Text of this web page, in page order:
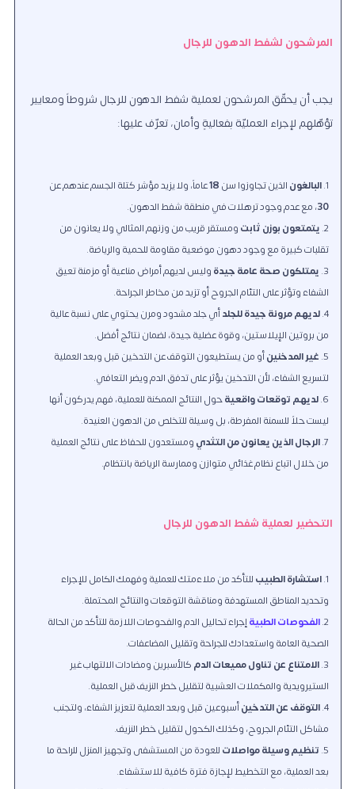
المرشحون لشفط الدهون للرجال
يجب أن يحقّق المرشحون لعملية شفط الدهون للرجال شروطاً ومعايير
تؤهّلهم لإجراء العمليّة بفعاليةٍ وأمان، تعرّف عليها:
البالغونالذين تجاوزوا سن18عاماً، ولا يزيد مؤشر كتلة الجسم عندهم عن
30، مع عدم وجود ترهلات في منطقة شفط الدهون.
يتمتعون بوزن ثابتومستقر قريب من وزنهم المثالي ولا يعانون من
تقلبات كبيرة مع وجود دهون موضعية مقاومة للحمية والرياضة.
يمتلكون صحة عامة جيدةوليس لديهم أمراض مناعية أو مزمنة تعيق
الشفاء وتؤثر على التئام الجروح أو تزيد من مخاطر الجراحة.
لديهم مرونة جيدة للجلدأي جلد مشدود ومرن يحتوي على نسبة عالية
من بروتين الإيلاستين، وقوة عضلية جيدة، لضمان نتائج أفضل.
غير المدخنينأو من يستطيعون التوقف عن التدخين قبل وبعد العملية
لتسريع الشفاء، لأن التدخين يؤثر على تدفق الدم ويضر التعافي.
لديهم توقعات واقعيةحول النتائج الممكنة للعملية، فهم يدركون أنها
ليست حلاً للسمنة المفرطة، بل وسيلة للتخلص من الدهون العنيدة.
الرجال الذين يعانون من التثديومستعدون للحفاظ على نتائج العملية
من خلال اتباع نظام غذائي متوازن وممارسة الرياضة بانتظام.
التحضير لعملية شفط الدهون للرجال
استشارة الطبيبللتأكد من ملاءمتك للعملية وفهمك الكامل للإجراء
وتحديد المناطق المستهدفة ومناقشة التوقعات والنتائج المحتملة.
الفحوصات الطبيةإجراء تحاليل الدم والفحوصات اللازمة للتأكد من الحالة
الصحية العامة واستعدادك للجراحة وتقليل المضاعفات.
الامتناع عن تناول مميعات الدمكالأسبرين ومضادات الالتهاب غير
الستيرويدية والمكملات العشبية لتقليل خطر النزيف قبل العملية.
التوقف عن التدخينأسبوعين قبل وبعد العملية لتعزيز الشفاء، ولتجنب
مشاكل التئام الجروح، وكذلك الكحول لتقليل خطر النزيف.
تنظيم وسيلة مواصلاتللعودة من المستشفى وتجهيز المنزل للراحة ما
بعد العملية، مع التخطيط لإجازة فترة كافية للاستشفاء.